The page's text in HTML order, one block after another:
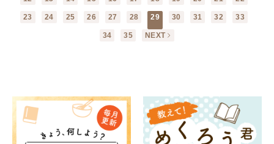
23 24 25 26 27 28 29 30 31 32 33
34 35 NEXT